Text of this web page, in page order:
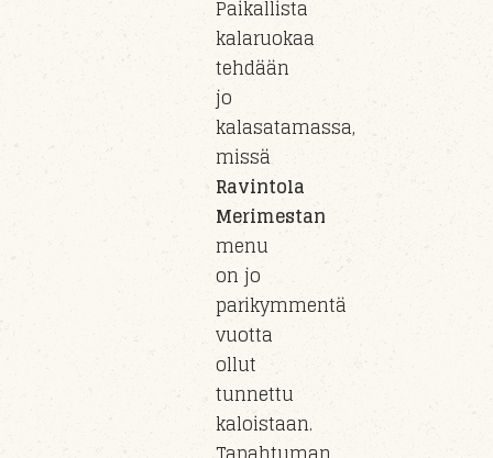
Paikallista
kalaruokaa
tehdään
jo
kalasatamassa,
missä
Ravintola
Merimestan
menu
on jo
parikymmentä
vuotta
ollut
tunnettu
kaloistaan.